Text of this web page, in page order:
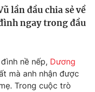
lần đầu chia sẻ về
ngay trong đầu
nề nếp, Dương
mà anh nhận được
Trong cuộc trò